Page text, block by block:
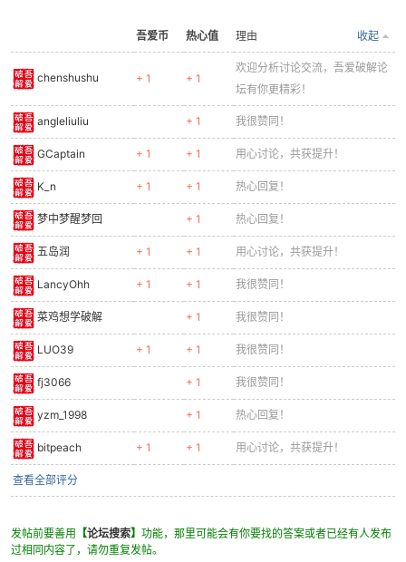
吾爱币 热心值 收起
理由
chenshushu + 1 + 1
欢迎分析讨论交流，吾爱破解论
坛有你更精彩！
angleliuliu + 1 我很赞同！
GCaptain + 1 + 1 用心讨论，共获提升！
K_n + 1 + 1 热心回复！
梦中梦醒梦回 + 1 热心回复！
五岛润 + 1 + 1 用心讨论，共获提升！
LancyOhh + 1 + 1 我很赞同！
菜鸡想学破解 + 1 我很赞同！
LUO39 + 1 + 1 我很赞同！
fj3066 + 1 我很赞同！
yzm_1998 + 1 热心回复！
bitpeach + 1 + 1 用心讨论，共获提升！
查看全部评分
发帖前要善用 【论坛搜索】 功能，那里可能会有你要找的答案或者已经有人发布
过相同内容了，请勿重复发帖。